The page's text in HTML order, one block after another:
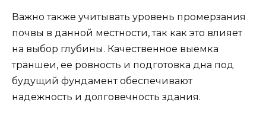
Важно также учитывать уровень промерзания
почвы в данной местности, так как это влияет
на выбор глубины. Качественное выемка
траншеи, ее ровность и подготовка дна под
будущий фундамент обеспечивают
надежность и долговечность здания.